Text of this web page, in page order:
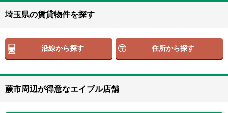
埼玉県の賃貸物件を探す
沿線から探す 住所から探す
蕨市周辺が得意なエイブル店舗